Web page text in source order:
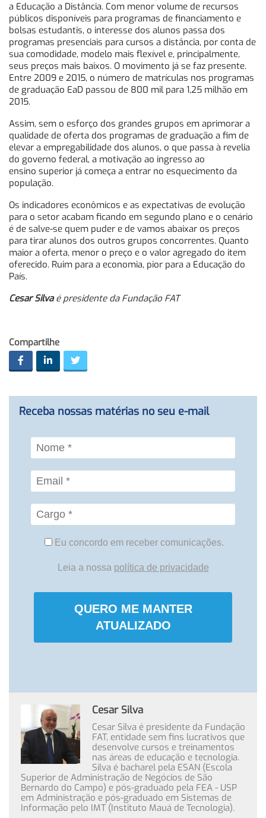
a Educação a Distância. Com menor volume de recursos
públicos disponíveis para programas de financiamento e
bolsas estudantis, o interesse dos alunos passa dos
programas presenciais para cursos a distância, por conta de
sua comodidade, modelo mais flexível e, principalmente,
seus preços mais baixos. O movimento já se faz presente.
Entre 2009 e 2015, o número de matrículas nos programas
de graduação EaD passou de 800 mil para 1,25 milhão em
2015.
Assim, sem o esforço dos grandes grupos em aprimorar a
qualidade de oferta dos programas de graduação a fim de
elevar a empregabilidade dos alunos, o que passa à revelia
do governo federal, a motivação ao ingresso ao
ensino superior já começa a entrar no esquecimento da
população.
Os indicadores econômicos e as expectativas de evolução
para o setor acabam ficando em segundo plano e o cenário
é de salve-se quem puder e de vamos abaixar os preços
para tirar alunos dos outros grupos concorrentes. Quanto
maior a oferta, menor o preço e o valor agregado do item
oferecido. Ruim para a economia, pior para a Educação do
País.
Cesar Silvaé presidente da Fundação FAT
Compartilhe
Receba nossas matérias no seu e-mail
Eu concordo em receber comunicações.
Leia a nossa política de privacidade
QUERO ME MANTER
ATUALIZADO
Cesar Silva
Cesar Silva é presidente da Fundação
FAT, entidade sem fins lucrativos que
desenvolve cursos e treinamentos
nas áreas de educação e tecnologia.
Silva é bacharel pela ESAN (Escola
Superior de Administração de Negócios de São
Bernardo do Campo) e pós-graduado pela FEA - USP
em Administração e pós-graduado em Sistemas de
Informação pelo IMT (Instituto Mauá de Tecnologia).